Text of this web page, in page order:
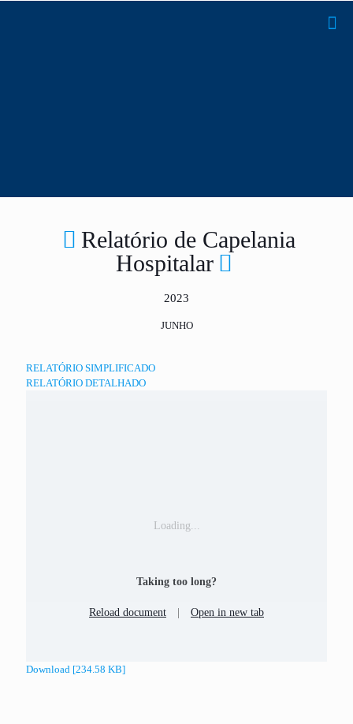
Relatório de Capelania
Hospitalar
2023
JUNHO
RELATÓRIO SIMPLIFICADO
RELATÓRIO DETALHADO
Loading...
Taking too long?
Reload document Open in new tab
Download [234.58 KB]